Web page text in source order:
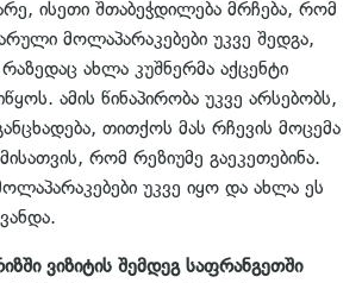
ისეთი შთაბეჭდილება მრჩება, რომ
მოლაპარაკებები უკვე შედგა,
ახლა კუშნერმა აქცენტი
ამის წინაპირობა უკვე არსებობს,
თითქოს მას რჩევის მოცემა
რომ რეზიუმე გაეკეთებინა.
უკვე იყო და ახლა ეს
ვიზიტის შემდეგ საფრანგეთში